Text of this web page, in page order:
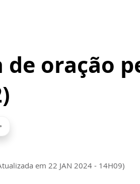
de oração
em 22 JAN 2024 - 14H09)